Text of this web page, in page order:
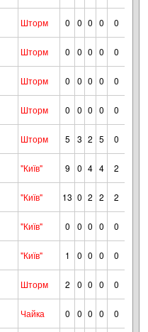
Шторм 0 0 0 0
0
Шторм 0 0 0 0
0
Шторм 0 0 0 0
0
Шторм 0 0 0 0
0
Шторм 5 3 2 5
0
"Київ" 9 0 4 4
2
"Київ" 13 0 2 2
2
"Київ" 0 0 0 0
0
"Київ" 1 0 0 0
0
Шторм 2 0 0 0
0
Чайка 0 0 0 0
0